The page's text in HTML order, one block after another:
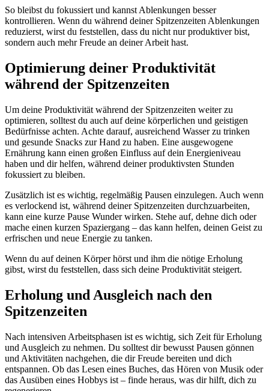
So bleibst du fokussiert und kannst Ablenkungen besser
kontrollieren. Wenn du während deiner Spitzenzeiten Ablenkungen
reduzierst, wirst du feststellen, dass du nicht nur produktiver bist,
sondern auch mehr Freude an deiner Arbeit hast.
Optimierung deiner Produktivität
während der Spitzenzeiten
Um deine Produktivität während der Spitzenzeiten weiter zu
optimieren, solltest du auch auf deine körperlichen und geistigen
Bedürfnisse achten. Achte darauf, ausreichend Wasser zu trinken
und gesunde Snacks zur Hand zu haben. Eine ausgewogene
Ernährung kann einen großen Einfluss auf dein Energieniveau
haben und dir helfen, während deiner produktivsten Stunden
fokussiert zu bleiben.
Zusätzlich ist es wichtig, regelmäßig Pausen einzulegen. Auch wenn
es verlockend ist, während deiner Spitzenzeiten durchzuarbeiten,
kann eine kurze Pause Wunder wirken. Stehe auf, dehne dich oder
mache einen kurzen Spaziergang – das kann helfen, deinen Geist zu
erfrischen und neue Energie zu tanken.
Wenn du auf deinen Körper hörst und ihm die nötige Erholung
gibst, wirst du feststellen, dass sich deine Produktivität steigert.
Erholung und Ausgleich nach den
Spitzenzeiten
Nach intensiven Arbeitsphasen ist es wichtig, sich Zeit für Erholung
und Ausgleich zu nehmen. Du solltest dir bewusst Pausen gönnen
und Aktivitäten nachgehen, die dir Freude bereiten und dich
entspannen. Ob das Lesen eines Buches, das Hören von Musik oder
das Ausüben eines Hobbys ist – finde heraus, was dir hilft, dich zu